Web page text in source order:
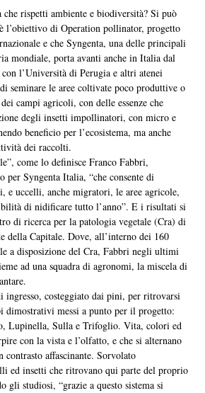
che rispetti ambiente e biodiversità? Si può
l’obiettivo di Operation pollinator, progetto
e che Syngenta, una delle principali
mondiale, porta avanti anche in Italia dal
l’Università di Perugia e altri atenei
seminare le aree coltivate poco produttive o
campi agricoli, con delle essenze che
degli insetti impollinatori, con micro e
beneficio per l’ecosistema, ma anche
dei raccolti.
come lo definisce Franco Fabbri,
per Syngenta Italia, “che consente di
e uccelli, anche migratori, le aree agricole,
di nidificare tutto l’anno”. E i risultati si
di ricerca per la patologia vegetale (Cra) di
della Capitale. Dove, all’interno dei 160
a disposizione del Cra, Fabbri negli ultimi
ad una squadra di agronomi, la miscela di
ingresso, costeggiato dai pini, per ritrovarsi
dimostrativi messi a punto per il progetto:
Lupinella, Sulla e Trifoglio. Vita, colori ed
con la vista e l’olfatto, e che si alternano
affascinante. Sorvolato
ed insetti che ritrovano qui parte del proprio
gli studiosi, “grazie a questo sistema si